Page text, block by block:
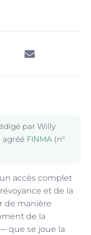
par Willy
agréé FINMA (n°
accès complet
et de la
de manière
de la
que se joue la